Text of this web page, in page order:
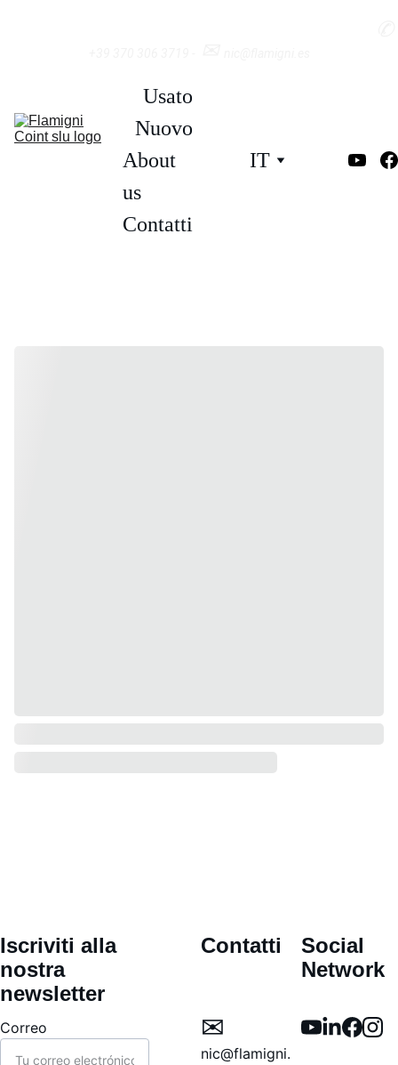
Usato
Nuovo
About
us
Contatti
IT
Contatti
Correo ✉︎
nic@flamigni.
Social
Network
Iscriviti alla
nostra
newsletter